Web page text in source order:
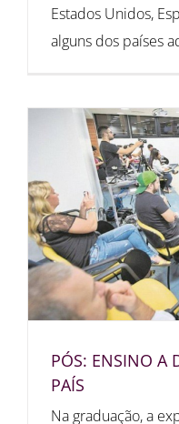
Estados Unidos,
alguns dos países
PÓS: ENSINO A
PAÍS
Na graduação, a